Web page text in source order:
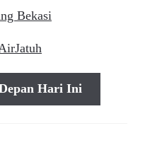
Bekasi
Hari Ini